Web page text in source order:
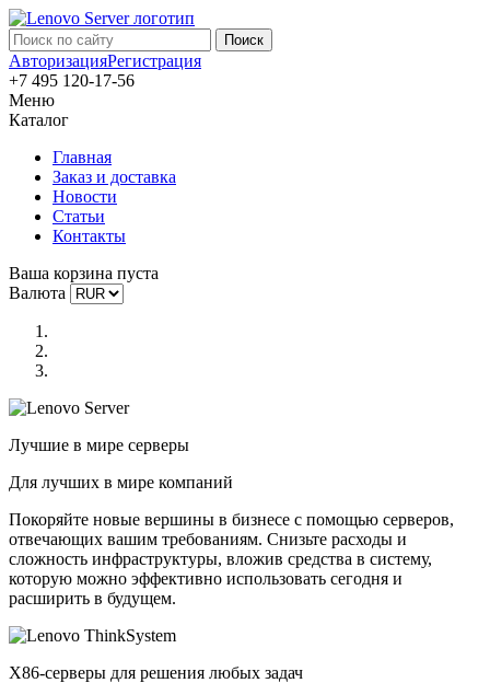
АвторизацияРегистрация
+7 495 120-17-56
Меню
Каталог
Главная
Заказ и доставка
Новости
Статьи
Контакты
Ваша корзина пуста
Валюта
Лучшие в мире серверы
Для лучших в мире компаний
Покоряйте новые вершины в бизнесе с помощью серверов,
отвечающих вашим требованиям. Снизьте расходы и
сложность инфраструктуры, вложив средства в систему,
которую можно эффективно использовать сегодня и
расширить в будущем.
X86-серверы для решения любых задач